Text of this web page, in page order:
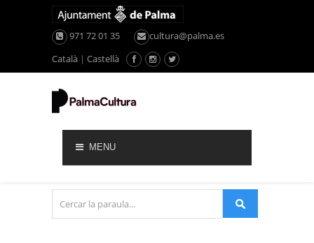
971 72 01 35
cultura@palma.es
Català | Castellà
MENU